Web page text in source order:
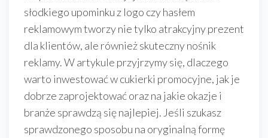
słodkiego upominku z logo czy hasłem
reklamowym tworzy nie tylko atrakcyjny prezent
dla klientów, ale również skuteczny nośnik
reklamy. W artykule przyjrzymy się, dlaczego
warto inwestować w cukierki promocyjne, jak je
dobrze zaprojektować oraz na jakie okazje i
branże sprawdzą się najlepiej. Jeśli szukasz
sprawdzonego sposobu na oryginalną formę